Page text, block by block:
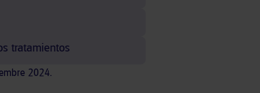
tratamientos
2024.